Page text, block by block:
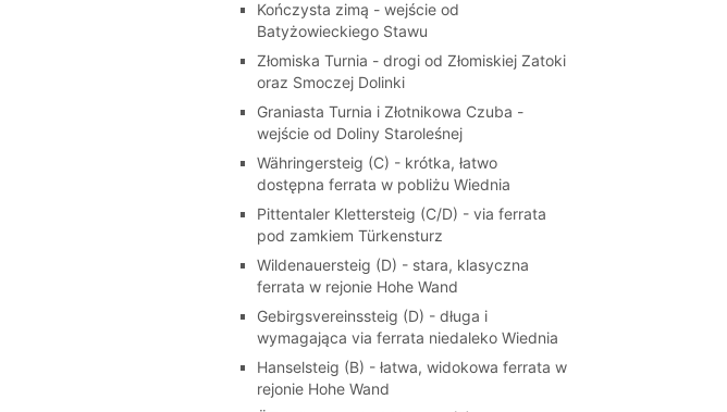
Kończysta zimą - wejście od
Batyżowieckiego Stawu
Złomiska Turnia - drogi od Złomiskiej Zatoki
oraz Smoczej Dolinki
Graniasta Turnia i Złotnikowa Czuba -
wejście od Doliny Staroleśnej
Währingersteig (C) - krótka, łatwo
dostępna ferrata w pobliżu Wiednia
Pittentaler Klettersteig (C/D) - via ferrata
pod zamkiem Türkensturz
Wildenauersteig (D) - stara, klasyczna
ferrata w rejonie Hohe Wand
Gebirgsvereinssteig (D) - długa i
wymagająca via ferrata niedaleko Wiednia
Hanselsteig (B) - łatwa, widokowa ferrata w
rejonie Hohe Wand